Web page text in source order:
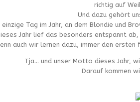
richtig auf
Und dazu gehört
Tag im Jahr, an dem Blondie und
Jahr lief das besonders entspannt
auch wir lernen dazu, immer den
Tja… und unser Motto dieses Jahr,
Darauf kommen